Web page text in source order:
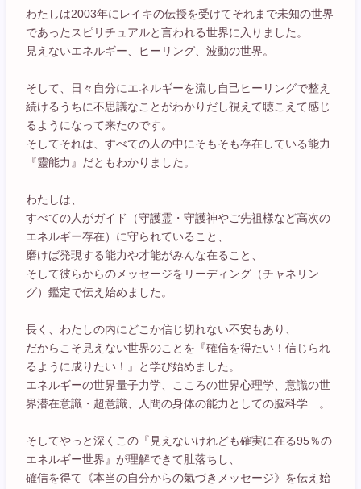
わたしは2003年にレイキの伝授を受けてそれまで未知の世界
であったスピリチュアルと言われる世界に入りました。
見えないエネルギー、ヒーリング、波動の世界。
そして、日々自分にエネルギーを流し自己ヒーリングで整え
続けるうちに不思議なことがわかりだし視えて聴こえて感じ
るようになって来たのです。
そしてそれは、すべての人の中にそもそも存在している能力
『靈能力』だともわかりました。
わたしは、
すべての人がガイド（守護霊・守護神やご先祖様など高次の
エネルギー存在）に守られていること、
磨けば発現する能力や才能がみんな在ること、
そして彼らからのメッセージをリーディング（チャネリン
グ）鑑定で伝え始めました。
長く、わたしの内にどこか信じ切れない不安もあり、
だからこそ見えない世界のことを『確信を得たい！信じられ
るように成りたい！』と学び始めました。
エネルギーの世界量子力学、こころの世界心理学、意識の世
界潜在意識・超意識、人間の身体の能力としての脳科学…。
そしてやっと深くこの『見えないけれども確実に在る95％の
エネルギー世界』が理解できて肚落ちし、
確信を得て《本当の自分からの氣づきメッセージ》を伝え始